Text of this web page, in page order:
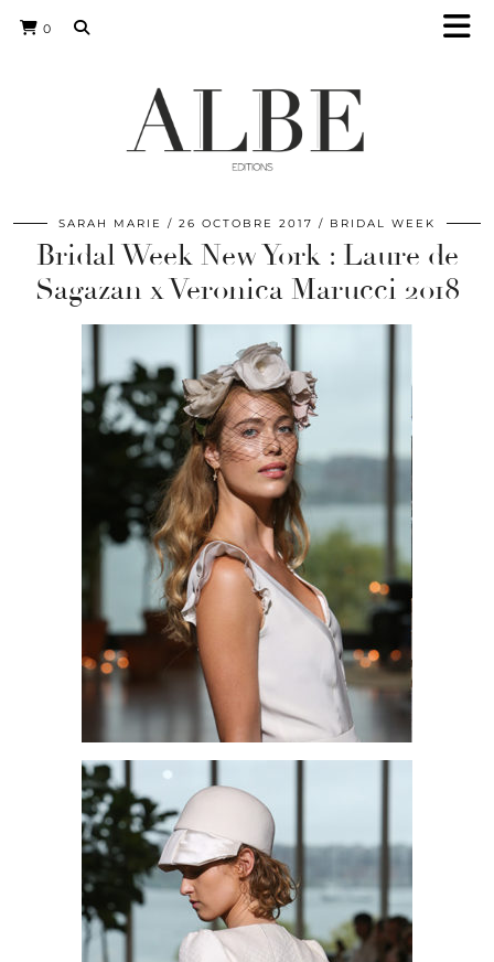
0
SARAH MARIE 26 OCTOBRE 2017 BRIDAL WEEK
Bridal Week New York : Laure de
Sagazan x Veronica Marucci 2018